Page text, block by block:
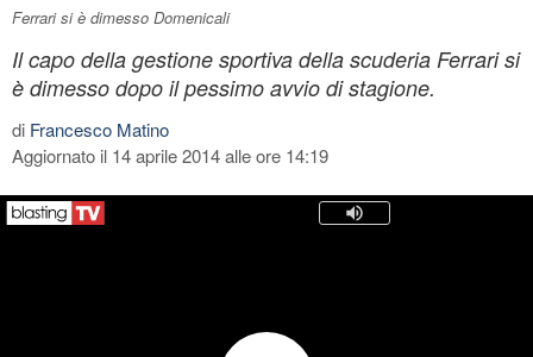
Ferrari si è dimesso Domenicali
Il capo della gestione sportiva della scuderia Ferrari si
è dimesso dopo il pessimo avvio di stagione.
di Francesco Matino
Aggiornato il 14 aprile 2014 alle ore 14:19